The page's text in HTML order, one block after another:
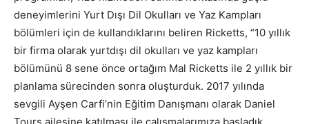
deneyimlerini Yurt Dışı Dil Okulları ve Yaz Kampları
bölümleri için de kullandıklarını beliren Ricketts, “10 yıllık
bir firma olarak yurtdışı dil okulları ve yaz kampları
bölümünü 8 sene önce ortağım Mal Ricketts ile 2 yıllık bir
planlama sürecinden sonra oluşturduk. 2017 yılında
sevgili Ayşen Carfi’nin Eğitim Danışmanı olarak Daniel